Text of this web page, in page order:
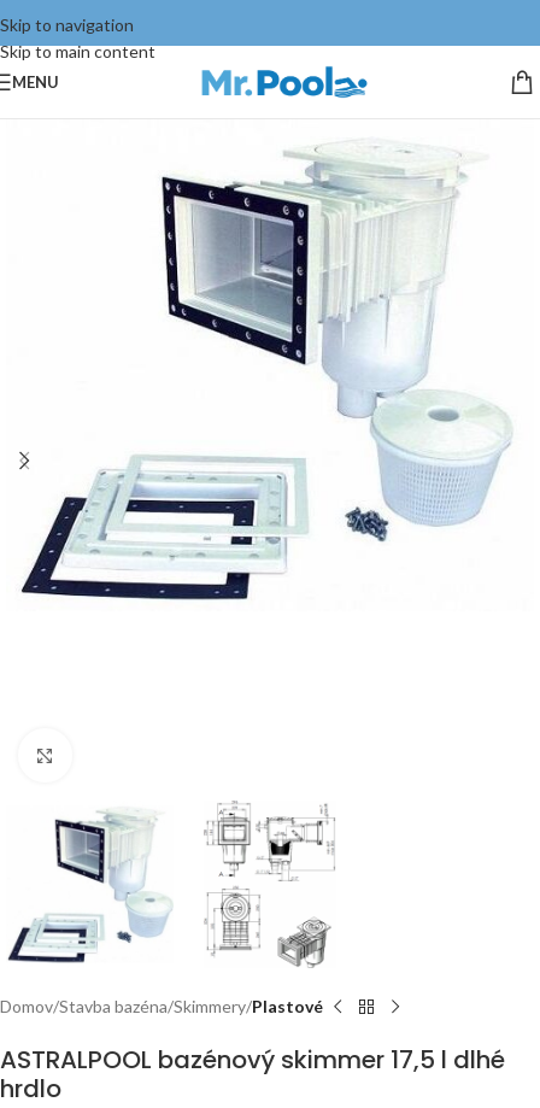
Skip to navigation
Skip to main content
MENU
Domov Stavba bazéna Skimmery Plastové
ASTRALPOOL bazénový skimmer 17,5 l dlhé
hrdlo